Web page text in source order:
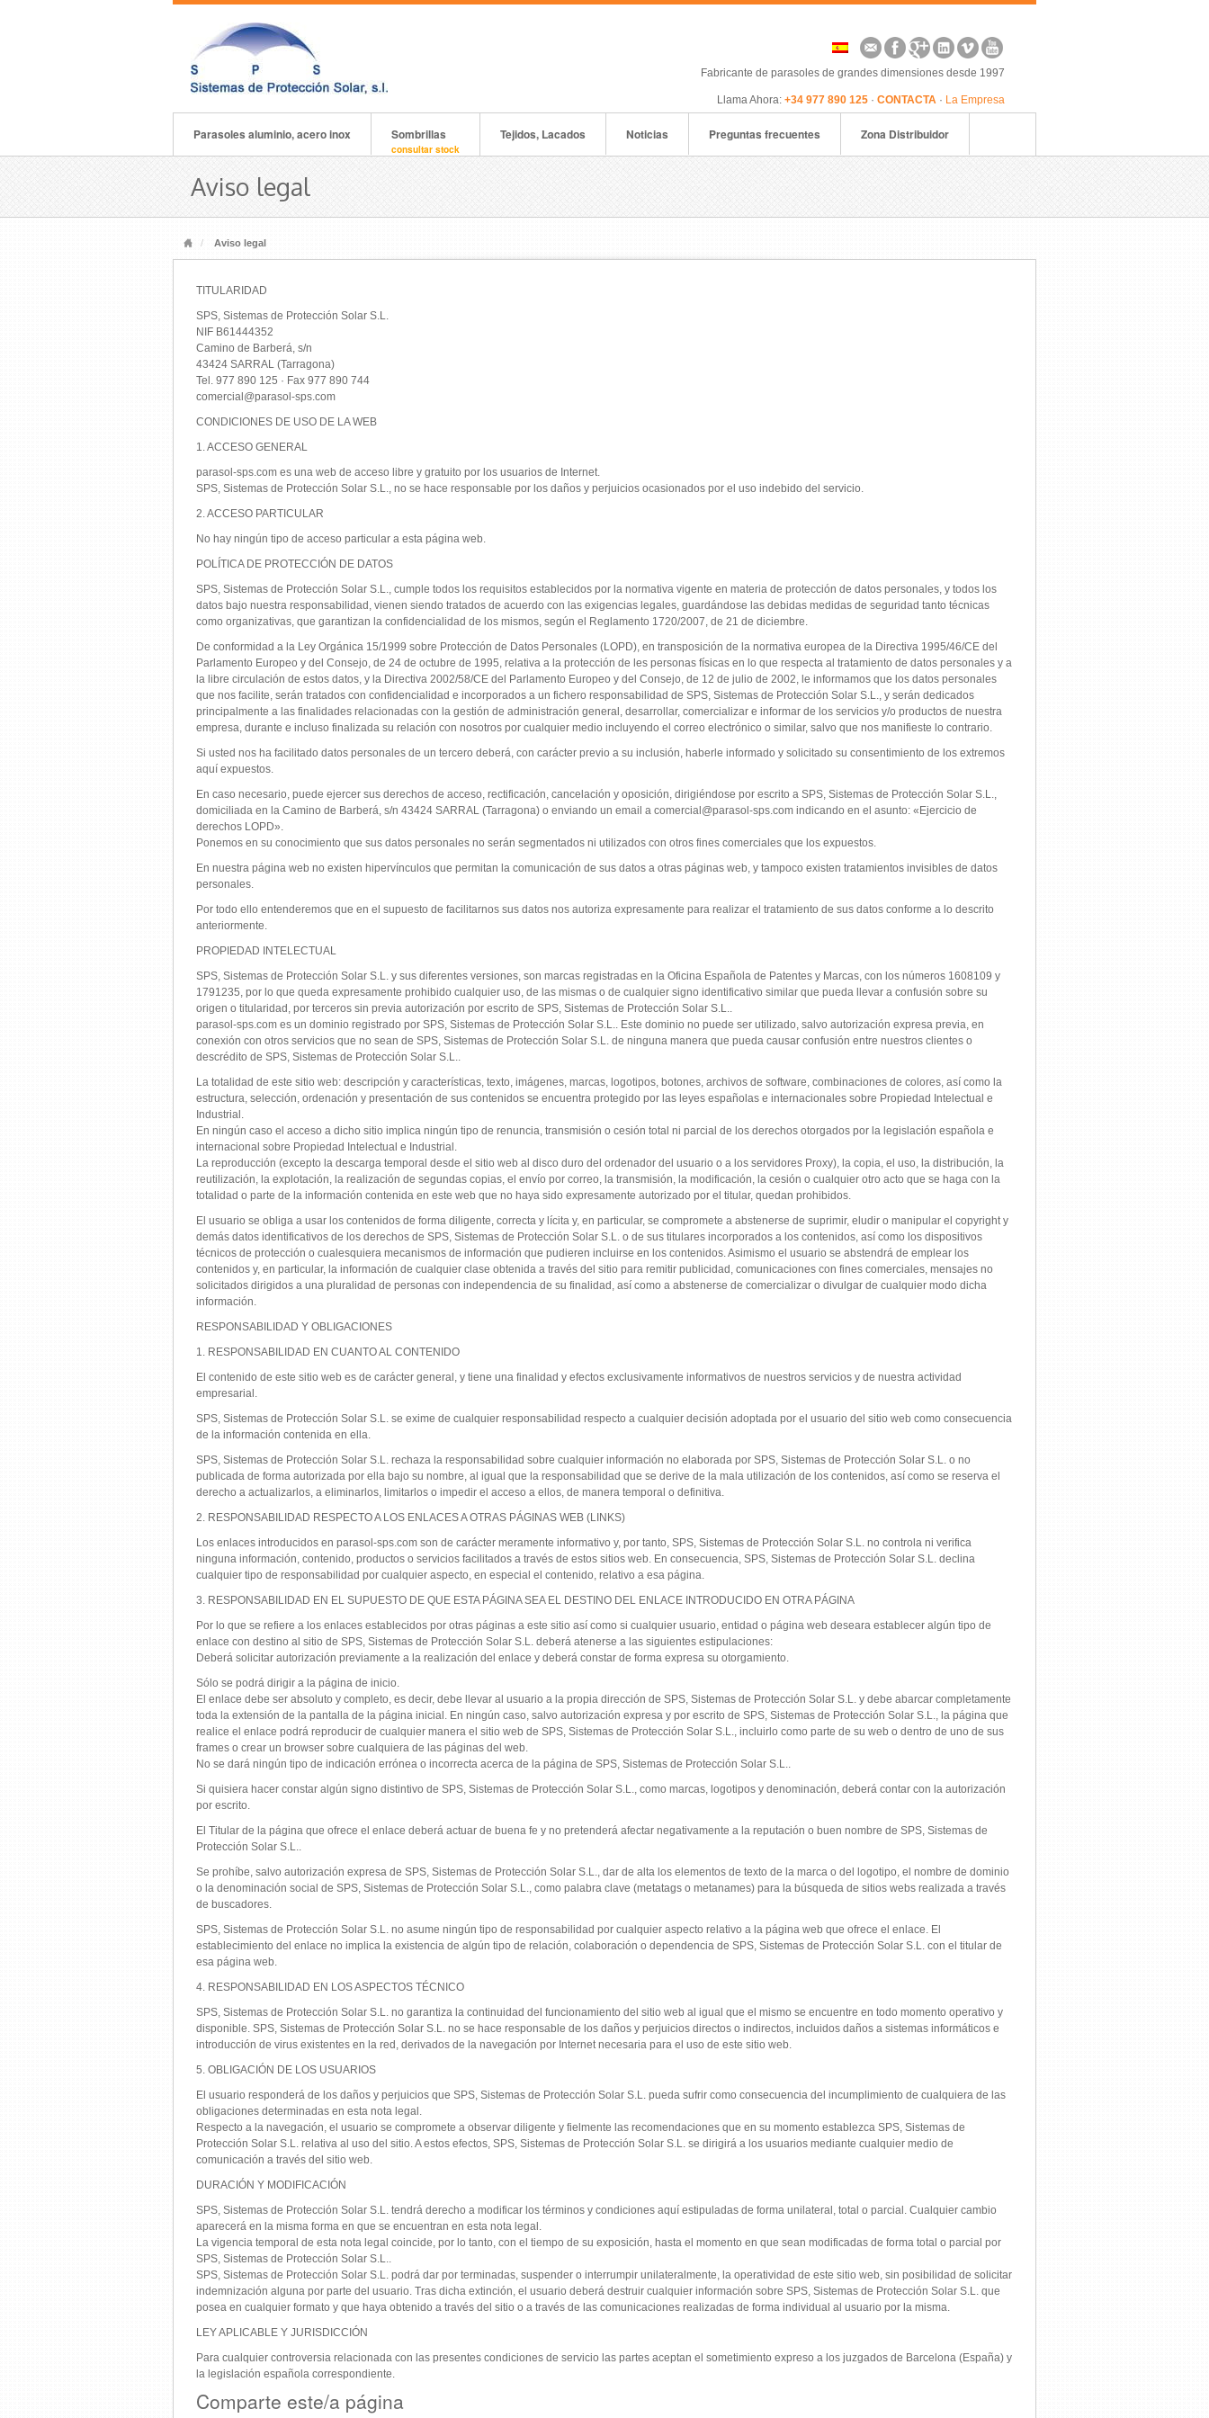
Fabricante de parasoles de grandes dimensiones desde 1997
Llama Ahora: +34 977 890 125 · CONTACTA · La Empresa
Parasoles aluminio, acero inox Sombrillas
consultar stock
Tejidos, Lacados Noticias Preguntas frecuentes Zona Distribuidor
Aviso legal
Aviso legal
TITULARIDAD
SPS, Sistemas de Protección Solar S.L.
NIF B61444352
Camino de Barberá, s/n
43424 SARRAL (Tarragona)
Tel. 977 890 125 · Fax 977 890 744
comercial@parasol-sps.com
CONDICIONES DE USO DE LA WEB
1. ACCESO GENERAL
parasol-sps.com es una web de acceso libre y gratuito por los usuarios de Internet.
SPS, Sistemas de Protección Solar S.L., no se hace responsable por los daños y perjuicios ocasionados por el uso indebido del servicio.
2. ACCESO PARTICULAR
No hay ningún tipo de acceso particular a esta página web.
POLÍTICA DE PROTECCIÓN DE DATOS
SPS, Sistemas de Protección Solar S.L., cumple todos los requisitos establecidos por la normativa vigente en materia de protección de datos personales, y todos los
datos bajo nuestra responsabilidad, vienen siendo tratados de acuerdo con las exigencias legales, guardándose las debidas medidas de seguridad tanto técnicas
como organizativas, que garantizan la confidencialidad de los mismos, según el Reglamento 1720/2007, de 21 de diciembre.
De conformidad a la Ley Orgánica 15/1999 sobre Protección de Datos Personales (LOPD), en transposición de la normativa europea de la Directiva 1995/46/CE del
Parlamento Europeo y del Consejo, de 24 de octubre de 1995, relativa a la protección de les personas físicas en lo que respecta al tratamiento de datos personales y a
la libre circulación de estos datos, y la Directiva 2002/58/CE del Parlamento Europeo y del Consejo, de 12 de julio de 2002, le informamos que los datos personales
que nos facilite, serán tratados con confidencialidad e incorporados a un fichero responsabilidad de SPS, Sistemas de Protección Solar S.L., y serán dedicados
principalmente a las finalidades relacionadas con la gestión de administración general, desarrollar, comercializar e informar de los servicios y/o productos de nuestra
empresa, durante e incluso finalizada su relación con nosotros por cualquier medio incluyendo el correo electrónico o similar, salvo que nos manifieste lo contrario.
Si usted nos ha facilitado datos personales de un tercero deberá, con carácter previo a su inclusión, haberle informado y solicitado su consentimiento de los extremos
aquí expuestos.
En caso necesario, puede ejercer sus derechos de acceso, rectificación, cancelación y oposición, dirigiéndose por escrito a SPS, Sistemas de Protección Solar S.L.,
domiciliada en la Camino de Barberá, s/n 43424 SARRAL (Tarragona) o enviando un email a comercial@parasol-sps.com indicando en el asunto: «Ejercicio de
derechos LOPD».
Ponemos en su conocimiento que sus datos personales no serán segmentados ni utilizados con otros fines comerciales que los expuestos.
En nuestra página web no existen hipervínculos que permitan la comunicación de sus datos a otras páginas web, y tampoco existen tratamientos invisibles de datos
personales.
Por todo ello entenderemos que en el supuesto de facilitarnos sus datos nos autoriza expresamente para realizar el tratamiento de sus datos conforme a lo descrito
anteriormente.
PROPIEDAD INTELECTUAL
SPS, Sistemas de Protección Solar S.L. y sus diferentes versiones, son marcas registradas en la Oficina Española de Patentes y Marcas, con los números 1608109 y
1791235, por lo que queda expresamente prohibido cualquier uso, de las mismas o de cualquier signo identificativo similar que pueda llevar a confusión sobre su
origen o titularidad, por terceros sin previa autorización por escrito de SPS, Sistemas de Protección Solar S.L..
parasol-sps.com es un dominio registrado por SPS, Sistemas de Protección Solar S.L.. Este dominio no puede ser utilizado, salvo autorización expresa previa, en
conexión con otros servicios que no sean de SPS, Sistemas de Protección Solar S.L. de ninguna manera que pueda causar confusión entre nuestros clientes o
descrédito de SPS, Sistemas de Protección Solar S.L..
La totalidad de este sitio web: descripción y características, texto, imágenes, marcas, logotipos, botones, archivos de software, combinaciones de colores, así como la
estructura, selección, ordenación y presentación de sus contenidos se encuentra protegido por las leyes españolas e internacionales sobre Propiedad Intelectual e
Industrial.
En ningún caso el acceso a dicho sitio implica ningún tipo de renuncia, transmisión o cesión total ni parcial de los derechos otorgados por la legislación española e
internacional sobre Propiedad Intelectual e Industrial.
La reproducción (excepto la descarga temporal desde el sitio web al disco duro del ordenador del usuario o a los servidores Proxy), la copia, el uso, la distribución, la
reutilización, la explotación, la realización de segundas copias, el envío por correo, la transmisión, la modificación, la cesión o cualquier otro acto que se haga con la
totalidad o parte de la información contenida en este web que no haya sido expresamente autorizado por el titular, quedan prohibidos.
El usuario se obliga a usar los contenidos de forma diligente, correcta y lícita y, en particular, se compromete a abstenerse de suprimir, eludir o manipular el copyright y
demás datos identificativos de los derechos de SPS, Sistemas de Protección Solar S.L. o de sus titulares incorporados a los contenidos, así como los dispositivos
técnicos de protección o cualesquiera mecanismos de información que pudieren incluirse en los contenidos. Asimismo el usuario se abstendrá de emplear los
contenidos y, en particular, la información de cualquier clase obtenida a través del sitio para remitir publicidad, comunicaciones con fines comerciales, mensajes no
solicitados dirigidos a una pluralidad de personas con independencia de su finalidad, así como a abstenerse de comercializar o divulgar de cualquier modo dicha
información.
RESPONSABILIDAD Y OBLIGACIONES
1. RESPONSABILIDAD EN CUANTO AL CONTENIDO
El contenido de este sitio web es de carácter general, y tiene una finalidad y efectos exclusivamente informativos de nuestros servicios y de nuestra actividad
empresarial.
SPS, Sistemas de Protección Solar S.L. se exime de cualquier responsabilidad respecto a cualquier decisión adoptada por el usuario del sitio web como consecuencia
de la información contenida en ella.
SPS, Sistemas de Protección Solar S.L. rechaza la responsabilidad sobre cualquier información no elaborada por SPS, Sistemas de Protección Solar S.L. o no
publicada de forma autorizada por ella bajo su nombre, al igual que la responsabilidad que se derive de la mala utilización de los contenidos, así como se reserva el
derecho a actualizarlos, a eliminarlos, limitarlos o impedir el acceso a ellos, de manera temporal o definitiva.
2. RESPONSABILIDAD RESPECTO A LOS ENLACES A OTRAS PÁGINAS WEB (LINKS)
Los enlaces introducidos en parasol-sps.com son de carácter meramente informativo y, por tanto, SPS, Sistemas de Protección Solar S.L. no controla ni verifica
ninguna información, contenido, productos o servicios facilitados a través de estos sitios web. En consecuencia, SPS, Sistemas de Protección Solar S.L. declina
cualquier tipo de responsabilidad por cualquier aspecto, en especial el contenido, relativo a esa página.
3. RESPONSABILIDAD EN EL SUPUESTO DE QUE ESTA PÁGINA SEA EL DESTINO DEL ENLACE INTRODUCIDO EN OTRA PÁGINA
Por lo que se refiere a los enlaces establecidos por otras páginas a este sitio así como si cualquier usuario, entidad o página web deseara establecer algún tipo de
enlace con destino al sitio de SPS, Sistemas de Protección Solar S.L. deberá atenerse a las siguientes estipulaciones:
Deberá solicitar autorización previamente a la realización del enlace y deberá constar de forma expresa su otorgamiento.
Sólo se podrá dirigir a la página de inicio.
El enlace debe ser absoluto y completo, es decir, debe llevar al usuario a la propia dirección de SPS, Sistemas de Protección Solar S.L. y debe abarcar completamente
toda la extensión de la pantalla de la página inicial. En ningún caso, salvo autorización expresa y por escrito de SPS, Sistemas de Protección Solar S.L., la página que
realice el enlace podrá reproducir de cualquier manera el sitio web de SPS, Sistemas de Protección Solar S.L., incluirlo como parte de su web o dentro de uno de sus
frames o crear un browser sobre cualquiera de las páginas del web.
No se dará ningún tipo de indicación errónea o incorrecta acerca de la página de SPS, Sistemas de Protección Solar S.L..
Si quisiera hacer constar algún signo distintivo de SPS, Sistemas de Protección Solar S.L., como marcas, logotipos y denominación, deberá contar con la autorización
por escrito.
El Titular de la página que ofrece el enlace deberá actuar de buena fe y no pretenderá afectar negativamente a la reputación o buen nombre de SPS, Sistemas de
Protección Solar S.L..
Se prohíbe, salvo autorización expresa de SPS, Sistemas de Protección Solar S.L., dar de alta los elementos de texto de la marca o del logotipo, el nombre de dominio
o la denominación social de SPS, Sistemas de Protección Solar S.L., como palabra clave (metatags o metanames) para la búsqueda de sitios webs realizada a través
de buscadores.
SPS, Sistemas de Protección Solar S.L. no asume ningún tipo de responsabilidad por cualquier aspecto relativo a la página web que ofrece el enlace. El
establecimiento del enlace no implica la existencia de algún tipo de relación, colaboración o dependencia de SPS, Sistemas de Protección Solar S.L. con el titular de
esa página web.
4. RESPONSABILIDAD EN LOS ASPECTOS TÉCNICO
SPS, Sistemas de Protección Solar S.L. no garantiza la continuidad del funcionamiento del sitio web al igual que el mismo se encuentre en todo momento operativo y
disponible. SPS, Sistemas de Protección Solar S.L. no se hace responsable de los daños y perjuicios directos o indirectos, incluidos daños a sistemas informáticos e
introducción de virus existentes en la red, derivados de la navegación por Internet necesaria para el uso de este sitio web.
5. OBLIGACIÓN DE LOS USUARIOS
El usuario responderá de los daños y perjuicios que SPS, Sistemas de Protección Solar S.L. pueda sufrir como consecuencia del incumplimiento de cualquiera de las
obligaciones determinadas en esta nota legal.
Respecto a la navegación, el usuario se compromete a observar diligente y fielmente las recomendaciones que en su momento establezca SPS, Sistemas de
Protección Solar S.L. relativa al uso del sitio. A estos efectos, SPS, Sistemas de Protección Solar S.L. se dirigirá a los usuarios mediante cualquier medio de
comunicación a través del sitio web.
DURACIÓN Y MODIFICACIÓN
SPS, Sistemas de Protección Solar S.L. tendrá derecho a modificar los términos y condiciones aquí estipuladas de forma unilateral, total o parcial. Cualquier cambio
aparecerá en la misma forma en que se encuentran en esta nota legal.
La vigencia temporal de esta nota legal coincide, por lo tanto, con el tiempo de su exposición, hasta el momento en que sean modificadas de forma total o parcial por
SPS, Sistemas de Protección Solar S.L..
SPS, Sistemas de Protección Solar S.L. podrá dar por terminadas, suspender o interrumpir unilateralmente, la operatividad de este sitio web, sin posibilidad de solicitar
indemnización alguna por parte del usuario. Tras dicha extinción, el usuario deberá destruir cualquier información sobre SPS, Sistemas de Protección Solar S.L. que
posea en cualquier formato y que haya obtenido a través del sitio o a través de las comunicaciones realizadas de forma individual al usuario por la misma.
LEY APLICABLE Y JURISDICCIÓN
Para cualquier controversia relacionada con las presentes condiciones de servicio las partes aceptan el sometimiento expreso a los juzgados de Barcelona (España) y
la legislación española correspondiente.
Comparte este/a página